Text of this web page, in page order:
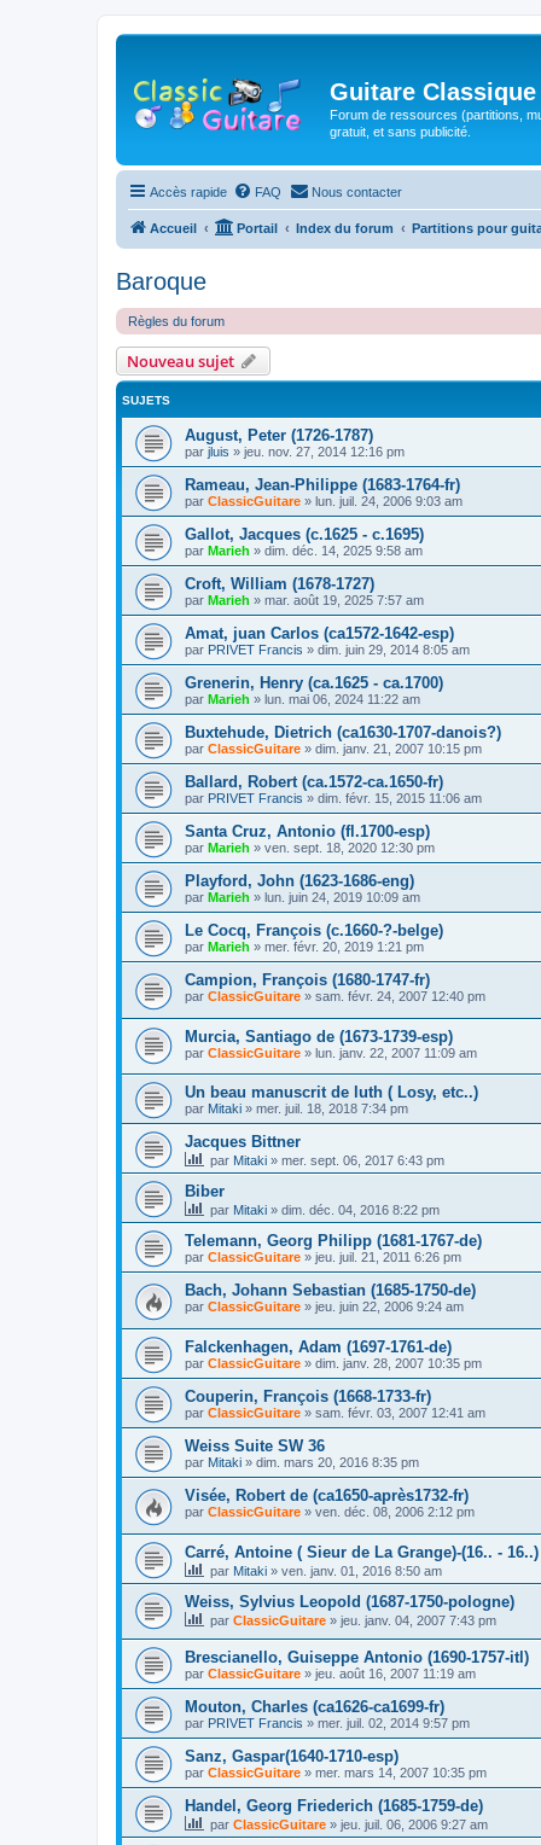
Guitare Classique
Forum de ressources (partitions,
gratuit, et sans publicité.
Accès rapide FAQ Nous contacter
Accueil Portail Index du forum Partitions pour
Baroque
Règles du forum
Nouveau sujet
SUJETS
August, Peter (1726-1787)
par jluis » jeu. nov. 27, 2014 12:16 pm
Rameau, Jean-Philippe (1683-1764-fr)
par ClassicGuitare » lun. juil. 24, 2006 9:03 am
Gallot, Jacques (c.1625 - c.1695)
par Marieh » dim. déc. 14, 2025 9:58 am
Croft, William (1678-1727)
par Marieh » mar. août 19, 2025 7:57 am
Amat, juan Carlos (ca1572-1642-esp)
par PRIVET Francis » dim. juin 29, 2014 8:05 am
Grenerin, Henry (ca.1625 - ca.1700)
par Marieh » lun. mai 06, 2024 11:22 am
Buxtehude, Dietrich (ca1630-1707-danois?)
par ClassicGuitare » dim. janv. 21, 2007 10:15 pm
Ballard, Robert (ca.1572-ca.1650-fr)
par PRIVET Francis » dim. févr. 15, 2015 11:06 am
Santa Cruz, Antonio (fl.1700-esp)
par Marieh » ven. sept. 18, 2020 12:30 pm
Playford, John (1623-1686-eng)
par Marieh » lun. juin 24, 2019 10:09 am
Le Cocq, François (c.1660-?-belge)
par Marieh » mer. févr. 20, 2019 1:21 pm
Campion, François (1680-1747-fr)
par ClassicGuitare » sam. févr. 24, 2007 12:40 pm
Murcia, Santiago de (1673-1739-esp)
par ClassicGuitare » lun. janv. 22, 2007 11:09 am
Un beau manuscrit de luth ( Losy, etc..)
par Mitaki » mer. juil. 18, 2018 7:34 pm
Jacques Bittner
par Mitaki » mer. sept. 06, 2017 6:43 pm
Biber
par Mitaki » dim. déc. 04, 2016 8:22 pm
Telemann, Georg Philipp (1681-1767-de)
par ClassicGuitare » jeu. juil. 21, 2011 6:26 pm
Bach, Johann Sebastian (1685-1750-de)
par ClassicGuitare » jeu. juin 22, 2006 9:24 am
Falckenhagen, Adam (1697-1761-de)
par ClassicGuitare » dim. janv. 28, 2007 10:35 pm
Couperin, François (1668-1733-fr)
par ClassicGuitare » sam. févr. 03, 2007 12:41 am
Weiss Suite SW 36
par Mitaki » dim. mars 20, 2016 8:35 pm
Visée, Robert de (ca1650-après1732-fr)
par ClassicGuitare » ven. déc. 08, 2006 2:12 pm
Carré, Antoine ( Sieur de La Grange)-(16.. - 16..)
par Mitaki » ven. janv. 01, 2016 8:50 am
Weiss, Sylvius Leopold (1687-1750-pologne)
par ClassicGuitare » jeu. janv. 04, 2007 7:43 pm
Brescianello, Guiseppe Antonio (1690-1757-itl)
par ClassicGuitare » jeu. août 16, 2007 11:19 am
Mouton, Charles (ca1626-ca1699-fr)
par PRIVET Francis » mer. juil. 02, 2014 9:57 pm
Sanz, Gaspar(1640-1710-esp)
par ClassicGuitare » mer. mars 14, 2007 10:35 pm
Handel, Georg Friederich (1685-1759-de)
par ClassicGuitare » jeu. juil. 06, 2006 9:27 am